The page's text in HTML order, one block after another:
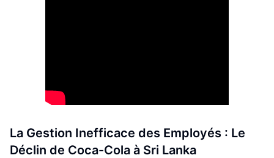
La Gestion Inefficace des Employés : Le
Déclin de Coca-Cola à Sri Lanka